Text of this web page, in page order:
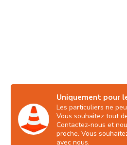
Uniquement pour
Les particuliers ne
Vous souhaitez tout
Contactez-nous et
proche. Vous
avec nous.